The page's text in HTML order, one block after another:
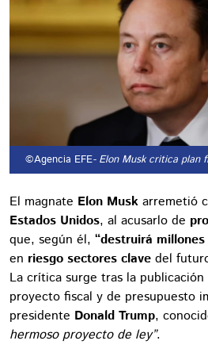
©Agencia EFE- Elon Musk critica plan
El magnate Elon Musk arremetió
Estados Unidos, al acusarlo de
que, según él, “destruirá
en riesgo sectores clave del
La crítica surge tras la
proyecto fiscal y de presupuesto
presidente Donald Trump,
hermoso proyecto de ley”.